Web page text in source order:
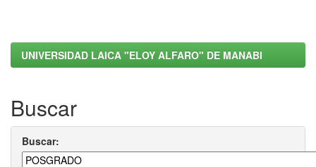
UNIVERSIDAD LAICA "ELOY ALFARO" DE MANABI
Buscar
Buscar: